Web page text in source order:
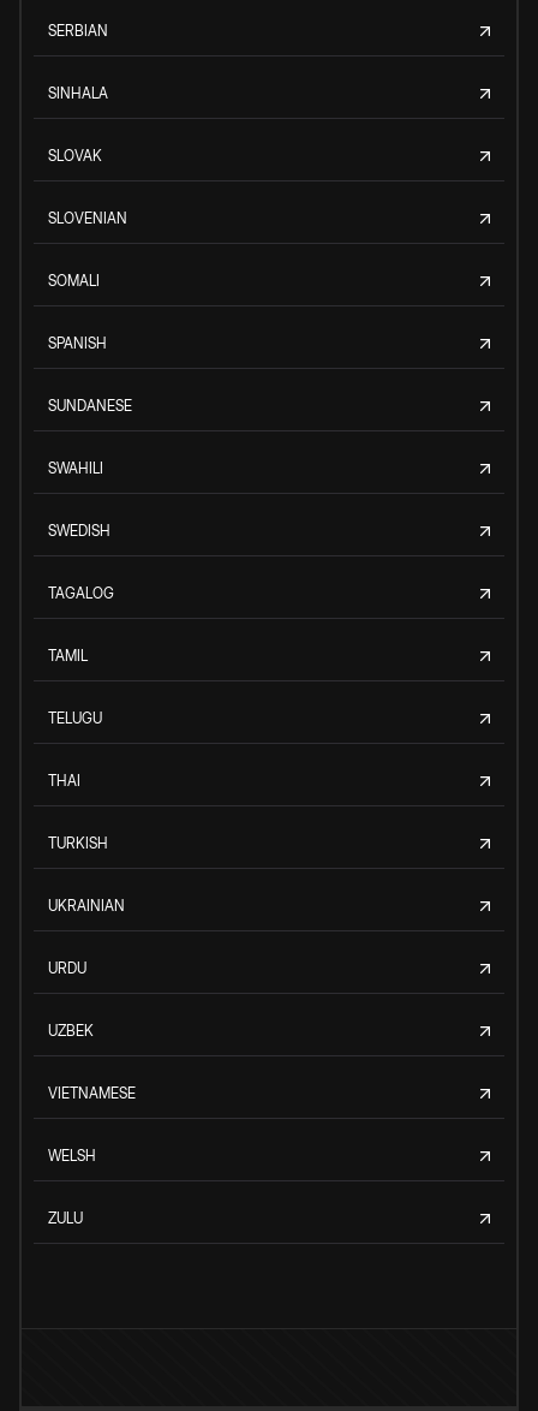
SERBIAN
SINHALA
SLOVAK
SLOVENIAN
SOMALI
SPANISH
SUNDANESE
SWAHILI
SWEDISH
TAGALOG
TAMIL
TELUGU
THAI
TURKISH
UKRAINIAN
URDU
UZBEK
VIETNAMESE
WELSH
ZULU